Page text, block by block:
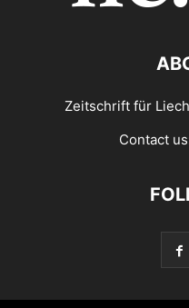
Zeitschrift für
Contact